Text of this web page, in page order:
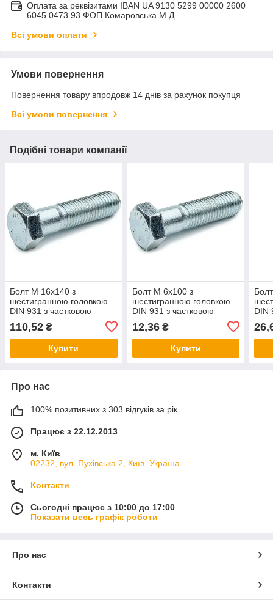
Оплата за реквізитами IBAN UA 9130 5299 00000 2600
6045 0473 93 ФОП Комаровська М.Д.
Всі умови оплати
Умови повернення
Повернення товару впродовж 14 днів за рахунок покупця
Всі умови повернення
Подібні товари компанії
Болт М 16х140 з
шестигранною головкою
DIN 931 з частковою
цинк
110,52 ₴
Купити
Болт М 6х100 з
шестигранною головкою
DIN 931 з частковою
цинк
12,36₴
Купити
DIN
Про нас
100% позитивних з 303 відгуків за рік
Працює з 22.12.2013
м. Київ
02232, вул. Пухівська 2, Київ, Україна
Контакти
Сьогодні працює з 10:00 до 17:00
Показати весь графік роботи
Про нас
Контакти